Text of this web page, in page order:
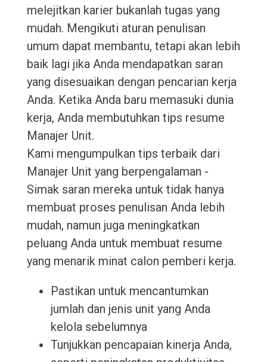
melejitkan karier bukanlah tugas yang
mudah. Mengikuti aturan penulisan
umum dapat membantu, tetapi akan lebih
baik lagi jika Anda mendapatkan saran
yang disesuaikan dengan pencarian kerja
Anda. Ketika Anda baru memasuki dunia
kerja, Anda membutuhkan tips resume
Manajer Unit.
Kami mengumpulkan tips terbaik dari
Manajer Unit yang berpengalaman -
Simak saran mereka untuk tidak hanya
membuat proses penulisan Anda lebih
mudah, namun juga meningkatkan
peluang Anda untuk membuat resume
yang menarik minat calon pemberi kerja.
Pastikan untuk mencantumkan
jumlah dan jenis unit yang Anda
kelola sebelumnya
Tunjukkan pencapaian kinerja Anda,